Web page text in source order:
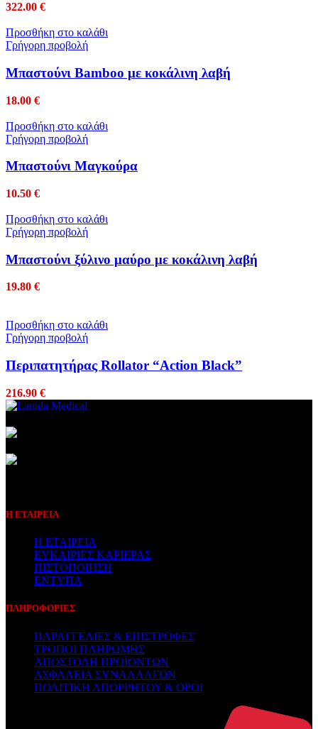
322.00 €
Προσθήκη στο καλάθι
Γρήγορη προβολή
Μπαστούνι Bamboo με κοκάλινη λαβή
18.00 €
Προσθήκη στο καλάθι
Γρήγορη προβολή
Μπαστούνι Μαγκούρα
10.50 €
Προσθήκη στο καλάθι
Γρήγορη προβολή
Μπαστούνι ξύλινο μαύρο με κοκάλινη λαβή
19.80 €
Προσθήκη στο καλάθι
Γρήγορη προβολή
Περιπατητήρας Rollator “Action Black”
216.90 €
Η ΕΤΑΙΡΕΙΑ
Η ΕΤΑΙΡΕΙΑ
ΕΥΚΑΙΡΙΕΣ ΚΑΡΙΕΡΑΣ
ΠΙΣΤΟΠΟΙΗΣΗ
ΕΝΤΥΠΑ
ΠΛΗΡΟΦΟΡΙΕΣ
ΠΑΡΑΓΓΕΛΙΕΣ & ΕΠΙΣΤΡΟΦΕΣ
ΤΡΟΠΟΙ ΠΛΗΡΩΜΗΣ
ΑΠΟΣΤΟΛΗ ΠΡΟΪΟΝΤΩΝ
ΑΣΦΑΛΕΙΑ ΣΥΝΑΛΛΑΓΩΝ
ΠΟΛΙΤΙΚΗ ΑΠΟΡΡΗΤΟΥ & ΟΡΟΙ